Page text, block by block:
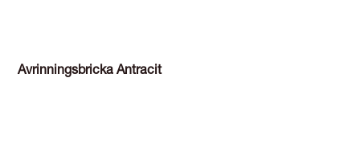
Avrinningsbricka Antracit